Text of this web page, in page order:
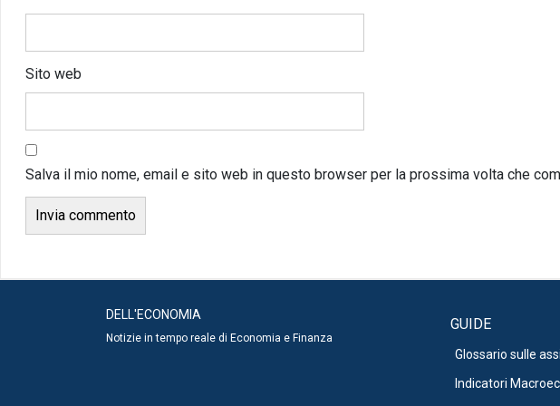
Sito web
Salva il mio nome, email e sito web in questo browser per la prossima volta che
DELL'ECONOMIA
Notizie in tempo reale di Economia e Finanza
GUIDE
Glossario sulle
Indicatori